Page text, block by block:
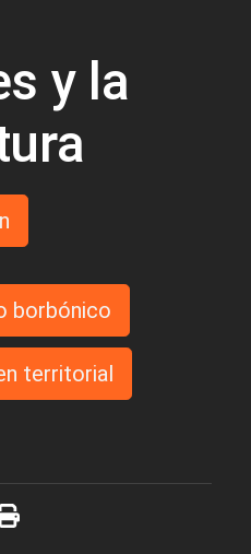
y la
borbónico
territorial